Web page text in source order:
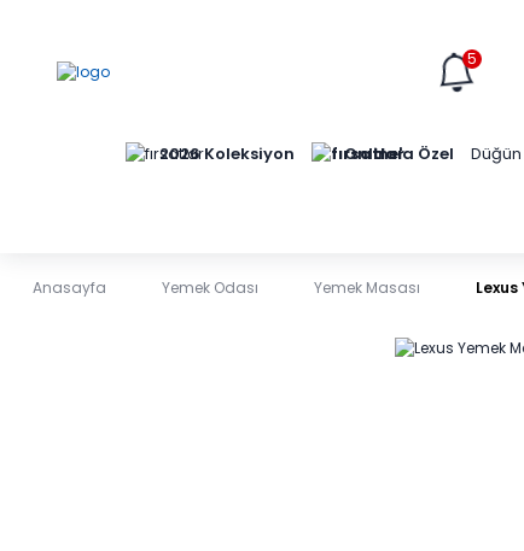
5
2026 Koleksiyon Online'a Özel
Anasayfa Yemek Odası Yemek Masası Lexus